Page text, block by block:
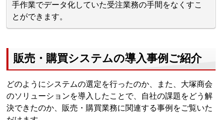
手作業でデータ化していた受注業務の手間をなくすこ
とができます。
販売・購買システムの導入事例ご紹介
どのようにシステムの選定を行ったのか、また、大塚商会
のソリューションを導入したことで、自社の課題をどう解
決できたのか、販売・購買業務に関連する事例をご覧いた